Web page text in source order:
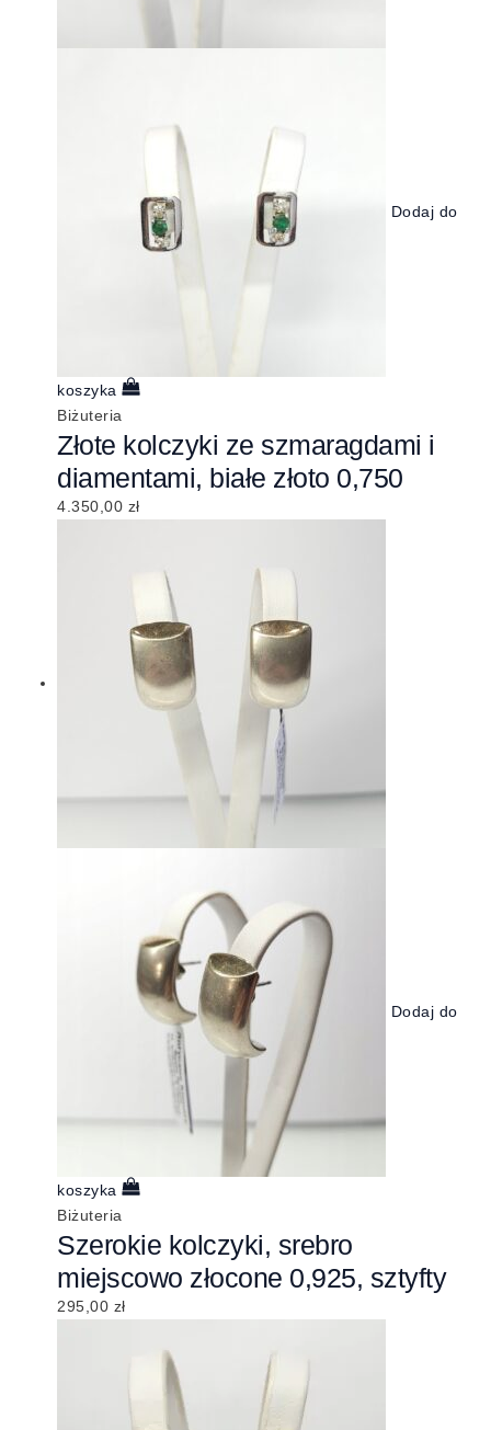
Dodaj do
koszyka
Biżuteria
Złote kolczyki ze szmaragdami i
diamentami, białe złoto 0,750
4.350,00 zł
Dodaj do
koszyka
Biżuteria
Szerokie kolczyki, srebro
miejscowo złocone 0,925, sztyfty
295,00 zł